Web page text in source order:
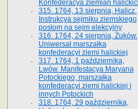
Konfederacya ziemian
315. 1764, 13 sierpnia, Halicz.
Instrukcya sejmiku ziemskiego
posłom na sejm elekcyjny
316. 1764, 24 sierpnia, Żuków.
Uniwersał marszałka
konfederacyi ziemi halickiej
317. 1764, 1 października,
Lwów. Manifestacya Maryana
Potockiego, marszałka
konfederacyi ziemi halickiej i
innych Potockich
318. 1764, 29 października,